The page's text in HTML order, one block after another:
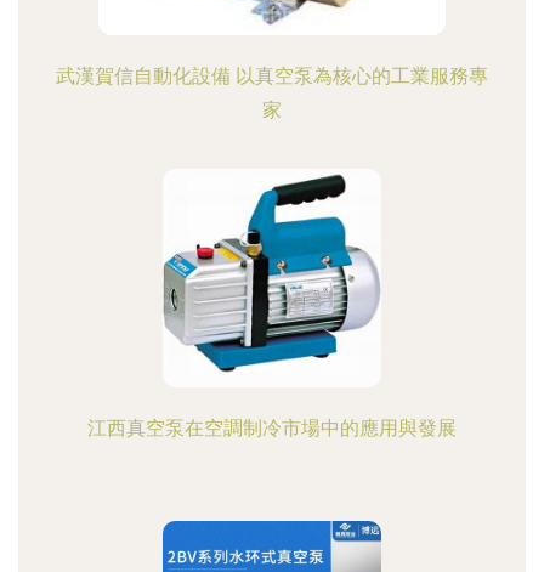
武漢賀信自動化設備 以真空泵為核心的工業服務專
家
江西真空泵在空調制冷市場中的應用與發展